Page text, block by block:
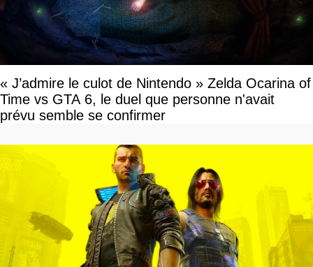
« J’admire le culot de Nintendo » Zelda Ocarina of
Time vs GTA 6, le duel que personne n'avait
prévu semble se confirmer